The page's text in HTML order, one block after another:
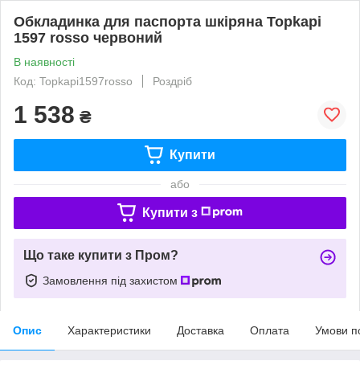
Обкладинка для паспорта шкіряна Topkapi
1597 rosso червоний
В наявності
Код: Topkapi1597rosso
Роздріб
1 538 ₴
Купити
або
Купити з
Що таке купити з Пром?
Замовлення під захистом
Опис Характеристики Доставка Оплата Умови